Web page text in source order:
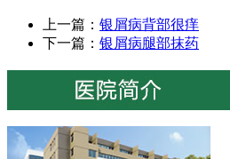
上一篇： 银屑病背部很痒
下一篇： 银屑病腿部抹药